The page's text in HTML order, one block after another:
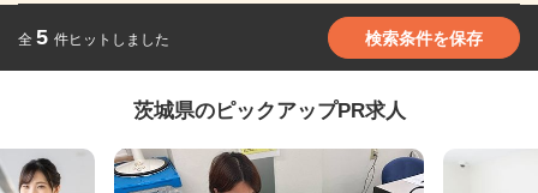
全 5 件ヒットしました 検索条件を保存
茨城県のピックアップPR求人